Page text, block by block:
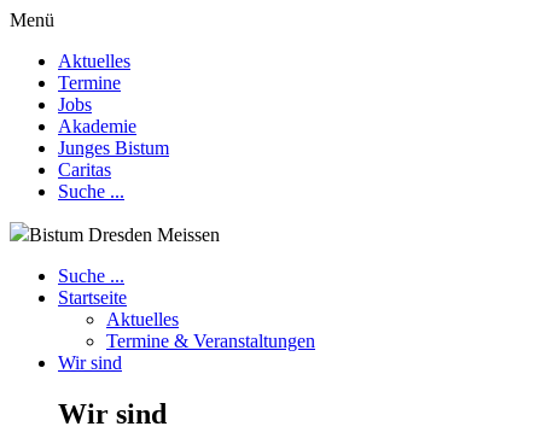
Menü
Aktuelles
Termine
Jobs
Akademie
Junges Bistum
Caritas
Suche ...
Bistum Dresden Meissen
Suche ...
Startseite
Aktuelles
Termine & Veranstaltungen
Wir sind
Wir sind